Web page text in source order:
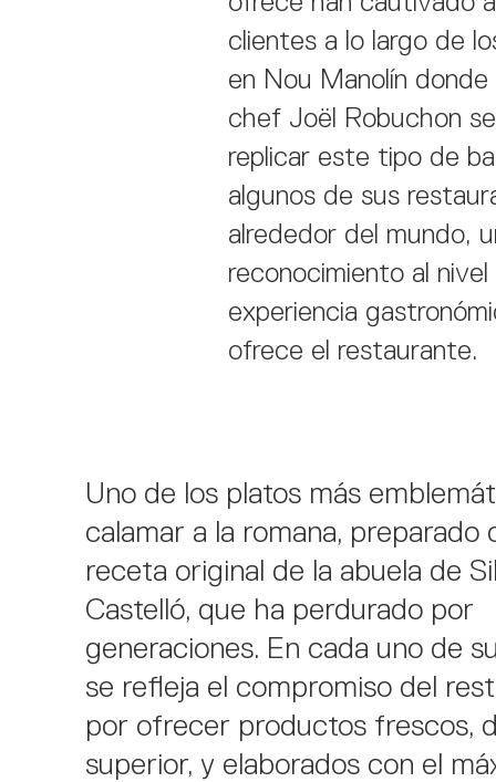
clientes a lo largo de
en Nou Manolín
chef Joël Robuchon
replicar este tipo de
algunos de sus
alrededor del mundo,
reconocimiento al nivel
experiencia
ofrece el restaurante.
Uno de los platos más
calamar a la romana, preparado
receta original de la abuela de
Castelló, que ha perdurado por
generaciones. En cada uno de
se refleja el compromiso del
por ofrecer productos frescos,
superior, y elaborados con el